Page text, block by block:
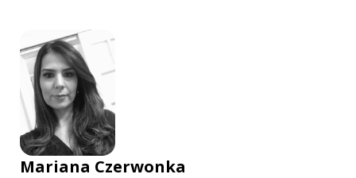
Mariana Czerwonka